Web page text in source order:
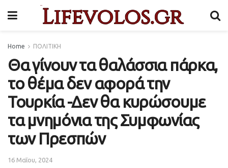
Home ΠΟΛΙΤΙΚΗ
Θα γίνουν τα θαλάσσια πάρκα,
το θέμα δεν αφορά την
Τουρκία -Δεν θα κυρώσουμε
τα μνημόνια της Συμφωνίας
των Πρεσπών
16 Μαΐου, 2024